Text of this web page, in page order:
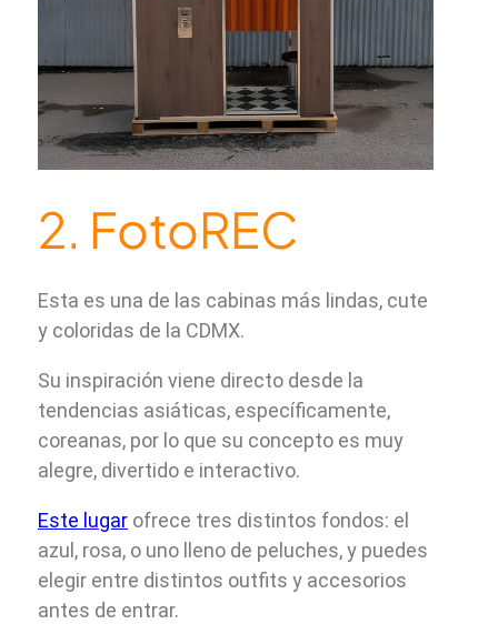
2. FotoREC
Esta es una de las cabinas más lindas, cute
y coloridas de la CDMX.
Su inspiración viene directo desde la
tendencias asiáticas, específicamente,
coreanas, por lo que su concepto es muy
alegre, divertido e interactivo.
Este lugar ofrece tres distintos fondos: el
azul, rosa, o uno lleno de peluches, y puedes
elegir entre distintos outfits y accesorios
antes de entrar.